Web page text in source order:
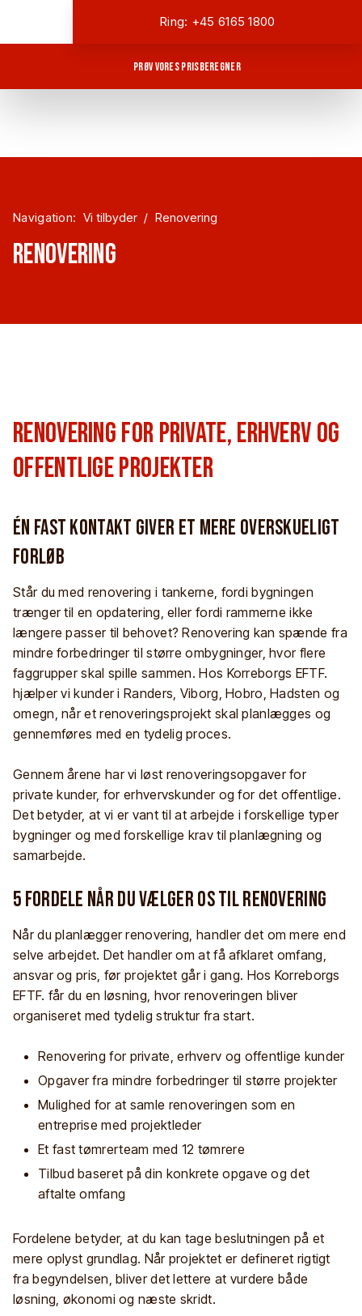
Ring: +45 6165 1800
Prøv vores prisberegner
Navigation: Vi tilbyder /Renovering
RENOVERING​
Renovering for private, erhverv og
offentlige projekter
Én fast kontakt giver et mere overskueligt
forløb
Står du med renovering i tankerne, fordi bygningen
trænger til en opdatering, eller fordi rammerne ikke
længere passer til behovet? Renovering kan spænde fra
mindre forbedringer til større ombygninger, hvor flere
faggrupper skal spille sammen. Hos Korreborgs EFTF.
hjælper vi kunder i Randers, Viborg, Hobro, Hadsten og
omegn, når et renoveringsprojekt skal planlægges og
gennemføres med en tydelig proces.
Gennem årene har vi løst renoveringsopgaver for
private kunder, for erhvervskunder og for det offentlige.
Det betyder, at vi er vant til at arbejde i forskellige typer
bygninger og med forskellige krav til planlægning og
samarbejde.
5 fordele når du vælger os til renovering
Når du planlægger renovering, handler det om mere end
selve arbejdet. Det handler om at få afklaret omfang,
ansvar og pris, før projektet går i gang. Hos Korreborgs
EFTF. får du en løsning, hvor renoveringen bliver
organiseret med tydelig struktur fra start.
Renovering for private, erhverv og offentlige kunder
Opgaver fra mindre forbedringer til større projekter
Mulighed for at samle renoveringen som en
entreprise med projektleder
Et fast tømrerteam med 12 tømrere
Tilbud baseret på din konkrete opgave og det
aftalte omfang
Fordelene betyder, at du kan tage beslutningen på et
mere oplyst grundlag. Når projektet er defineret rigtigt
fra begyndelsen, bliver det lettere at vurdere både
løsning, økonomi og næste skridt.